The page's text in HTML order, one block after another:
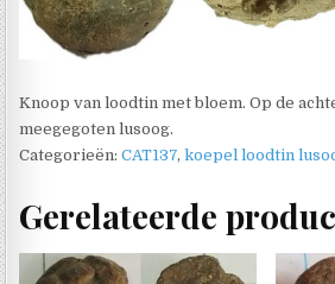
Knoop van loodtin met bloem. Op de
meegegoten lusoog.
Categorieën:CAT137,koepel loodtin
Gerelateerde